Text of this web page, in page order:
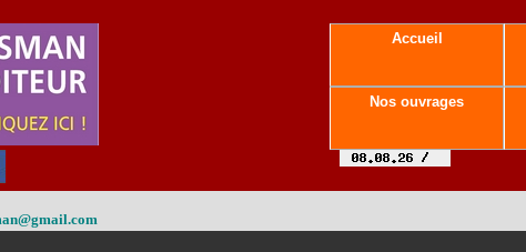
Accueil
Nos ouvrages